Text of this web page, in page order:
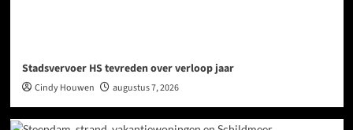
Stadsvervoer HS tevreden over verloop jaar
Cindy Houwen augustus 7, 2026